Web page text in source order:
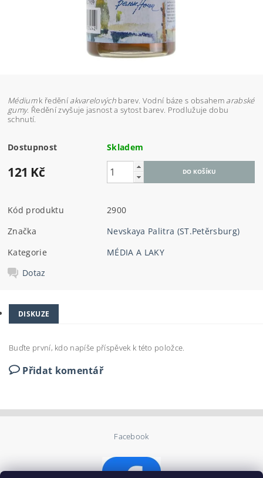
Médiumk ředění akvarelových barev. Vodní báze s obsahem arabské
gumy. Ředění zvyšuje jasnost a sytost barev. Prodlužuje dobu
schnutí.
Dostupnost Skladem
121 Kč
Kód produktu
2900
Značka
Nevskaya Palitra (ST.Petěrsburg)
Kategorie
MÉDIA A LAKY
Dotaz
DISKUZE
Buďte první, kdo napíše příspěvek k této položce.
Přidat komentář
Facebook